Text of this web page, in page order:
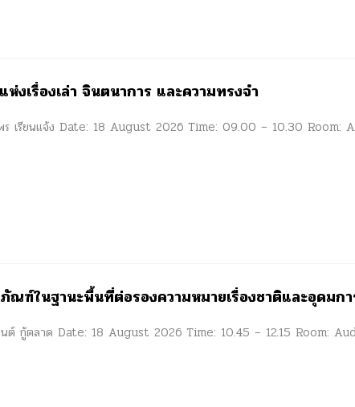
งเรื่องเล่า จินตนาการ และความทรงจำ
ณพร เรียนแจ้ง Date: 18 August 2026 Time: 09.00 – 10.30
ฑ์ในฐานะพื้นที่ต่อรองความหมายเรื่องชาติและอุดมก
นต์ กู้ตลาด Date: 18 August 2026 Time: 10.45 – 12.15 Room: